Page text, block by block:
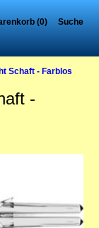
(0) Suche
Schaft - Farblos
-